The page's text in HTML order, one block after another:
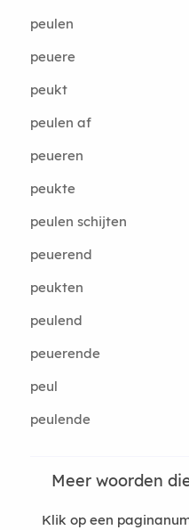
peulen
peuere
peukt
peulen af
peueren
peukte
peulen schijten
peuerend
peukten
peulend
peuerende
peul
peulende
Meer woorden
Klik op een